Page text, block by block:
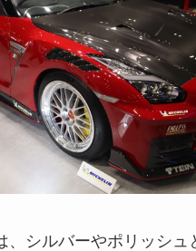
、シルバーやポリッシュ